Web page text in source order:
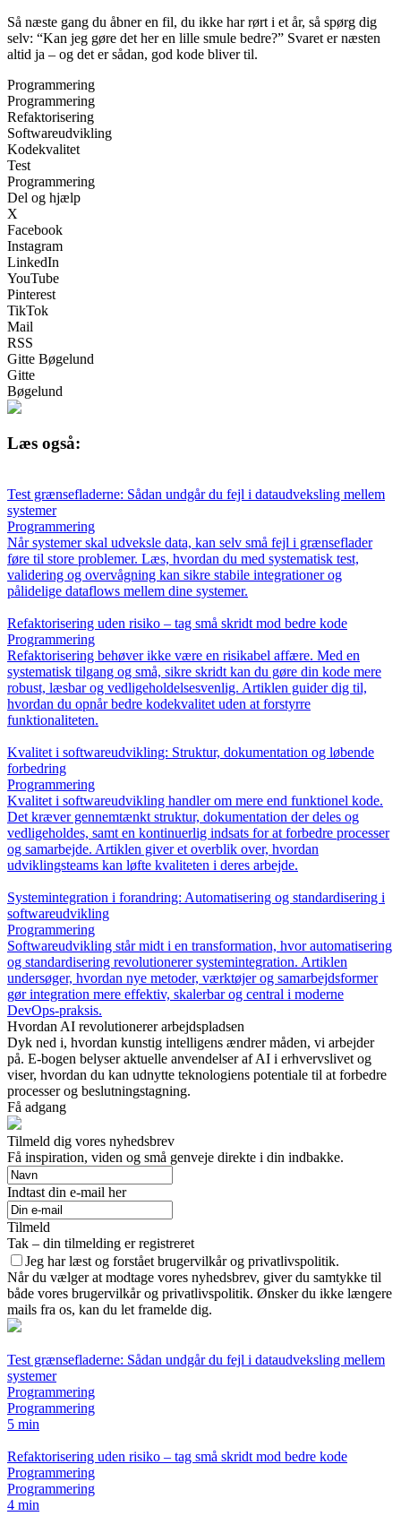
Så næste gang du åbner en fil, du ikke har rørt i et år, så spørg dig
selv: “Kan jeg gøre det her en lille smule bedre?” Svaret er næsten
altid ja – og det er sådan, god kode bliver til.
Programmering
Programmering
Refaktorisering
Softwareudvikling
Kodekvalitet
Test
Programmering
Del og hjælp
X
Facebook
Instagram
LinkedIn
YouTube
Pinterest
TikTok
Mail
RSS
Gitte Bøgelund
Gitte
Bøgelund
Læs også:
Test grænsefladerne: Sådan undgår du fejl i dataudveksling mellem
systemer
Programmering
Når systemer skal udveksle data, kan selv små fejl i grænseflader
føre til store problemer. Læs, hvordan du med systematisk test,
validering og overvågning kan sikre stabile integrationer og
pålidelige dataflows mellem dine systemer.
Refaktorisering uden risiko – tag små skridt mod bedre kode
Programmering
Refaktorisering behøver ikke være en risikabel affære. Med en
systematisk tilgang og små, sikre skridt kan du gøre din kode mere
robust, læsbar og vedligeholdelsesvenlig. Artiklen guider dig til,
hvordan du opnår bedre kodekvalitet uden at forstyrre
funktionaliteten.
Kvalitet i softwareudvikling: Struktur, dokumentation og løbende
forbedring
Programmering
Kvalitet i softwareudvikling handler om mere end funktionel kode.
Det kræver gennemtænkt struktur, dokumentation der deles og
vedligeholdes, samt en kontinuerlig indsats for at forbedre processer
og samarbejde. Artiklen giver et overblik over, hvordan
udviklingsteams kan løfte kvaliteten i deres arbejde.
Systemintegration i forandring: Automatisering og standardisering i
softwareudvikling
Programmering
Softwareudvikling står midt i en transformation, hvor automatisering
og standardisering revolutionerer systemintegration. Artiklen
undersøger, hvordan nye metoder, værktøjer og samarbejdsformer
gør integration mere effektiv, skalerbar og central i moderne
DevOps-praksis.
Hvordan AI revolutionerer arbejdspladsen
Dyk ned i, hvordan kunstig intelligens ændrer måden, vi arbejder
på. E-bogen belyser aktuelle anvendelser af AI i erhvervslivet og
viser, hvordan du kan udnytte teknologiens potentiale til at forbedre
processer og beslutningstagning.
Få adgang
Tilmeld dig vores nyhedsbrev
Få inspiration, viden og små genveje direkte i din indbakke.
Indtast din e-mail her
Tilmeld
Tak – din tilmelding er registreret
Jeg har læst og forstået brugervilkår og privatlivspolitik.
Når du vælger at modtage vores nyhedsbrev, giver du samtykke til
både vores brugervilkår og privatlivspolitik. Ønsker du ikke længere
mails fra os, kan du let framelde dig.
Test grænsefladerne: Sådan undgår du fejl i dataudveksling mellem
systemer
Programmering
Programmering
5 min
Refaktorisering uden risiko – tag små skridt mod bedre kode
Programmering
Programmering
4 min